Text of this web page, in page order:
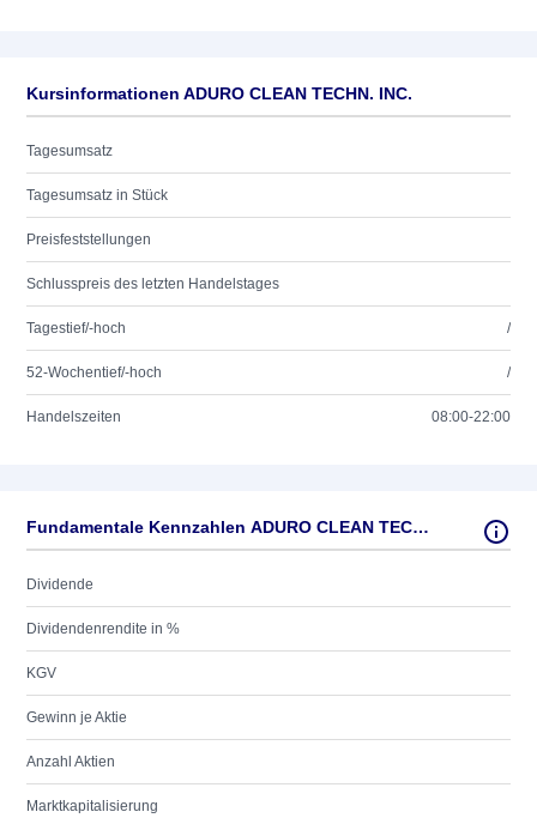
Kursinformationen ADURO CLEAN TECHN. INC.
Tagesumsatz
Tagesumsatz in Stück
Preisfeststellungen
Schlusspreis des letzten Handelstages
Tagestief/-hoch /
52-Wochentief/-hoch /
Handelszeiten 08:00-22:00
Fundamentale Kennzahlen ADURO CLEAN TECHN. INC.
Dividende
Dividendenrendite in %
KGV
Gewinn je Aktie
Anzahl Aktien
Marktkapitalisierung